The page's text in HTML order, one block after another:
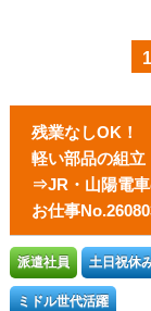
1
残業なしOK！
軽い部品の組
⇒JR・山陽電
お仕事
派遣社員 土日祝休
ミドル世代活躍